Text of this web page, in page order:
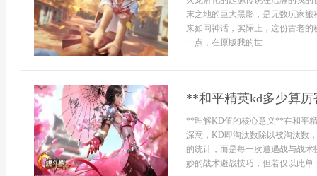
末之地的巨大黑影，是无数玩家
来如同神话，实际上，这份古老
一点，在原版我的世...
**和平精英kd多少算
**理解KD值的核心意义**在和平
深意，KD即淘汰数除以被淘汰数
的统计，而是每一次遭遇战与战
妙的战术避战技巧，但若仅以此单